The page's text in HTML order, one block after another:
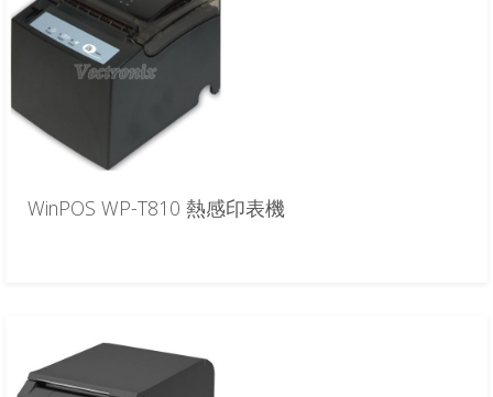
WinPOS WP-T810 熱感印表機